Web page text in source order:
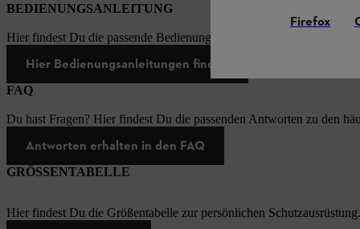
BEDIENUNGSANLEITUNG
Hier findest Du die passende Bedienungsanleitungen zu unseren
Hier Bedienungsanleitungen finden
FAQ
Du hast Fragen? Hier findest Du die passenden Antworten zu den
Antworten erhalten in den FAQ
GRÖSSENTABELLE
Hier findest Du die Größentabelle zur persönlichen Schutzausrüstung.
Firefox